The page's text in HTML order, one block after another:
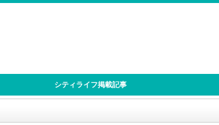
シティライフ掲載記事